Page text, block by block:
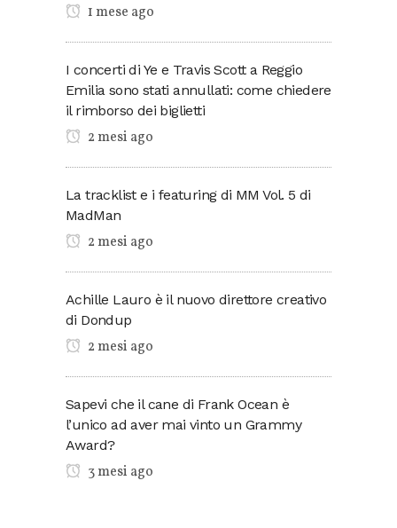
1 mese ago
I concerti di Ye e Travis Scott a Reggio
Emilia sono stati annullati: come chiedere
il rimborso dei biglietti
2 mesi ago
La tracklist e i featuring di MM Vol. 5 di
MadMan
2 mesi ago
Achille Lauro è il nuovo direttore creativo
di Dondup
2 mesi ago
Sapevi che il cane di Frank Ocean è
l’unico ad aver mai vinto un Grammy
Award?
3 mesi ago